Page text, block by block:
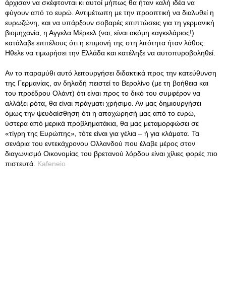
άρχισαν να σκέφτονται κι αυτοί μήπως θα ήταν καλή ιδέα να
φύγουν από το ευρώ. Αντιμέτωπη με την προοπτική να διαλυθεί η
ευρωζώνη, και να υπάρξουν σοβαρές επιπτώσεις για τη γερμανική
βιομηχανία, η Αγγελα Μέρκελ (ναι, είναι ακόμη καγκελάριος!)
κατάλαβε επιτέλους ότι η επιμονή της στη λιτότητα ήταν λάθος.
Ηθελε να τιμωρήσει την Ελλάδα και κατέληξε να αυτοπυροβοληθεί.
Αν το παραμύθι αυτό λειτουργήσει διδακτικά προς την κατεύθυνση
της Γερμανίας, αν δηλαδή πειστεί το Βερολίνο (με τη βοήθεια και
του προέδρου Ολάντ) ότι είναι προς το δικό του συμφέρον να
αλλάξει ρότα, θα είναι πράγματι χρήσιμο. Αν μας δημιουργήσει
όμως την ψευδαίσθηση ότι η αποχώρησή μας από το ευρώ,
ύστερα από μερικά προβληματάκια, θα μας μεταμορφώσει σε
«τίγρη της Ευρώπης», τότε είναι για γέλια – ή για κλάματα. Τα
σενάρια του εντεκάχρονου Ολλανδού που έλαβε μέρος στον
διαγωνισμό Οικονομίας του βρετανού λόρδου είναι χίλιες φορές πιο
πιστευτά. Kafeneio